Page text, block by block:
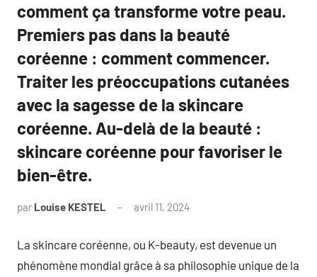
comment ça transforme votre peau.
Premiers pas dans la beauté
coréenne : comment commencer.
Traiter les préoccupations cutanées
avec la sagesse de la skincare
coréenne. Au-delà de la beauté :
skincare coréenne pour favoriser le
bien-être.
par Louise KESTEL avril 11, 2024
La skincare coréenne, ou K-beauty, est devenue un
phénomène mondial grâce à sa philosophie unique de la